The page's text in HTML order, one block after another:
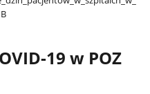
19 w POZ